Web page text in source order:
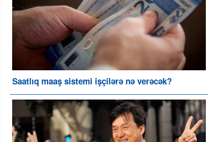
Saatlıq maaş sistemi işçilərə nə verəcək?